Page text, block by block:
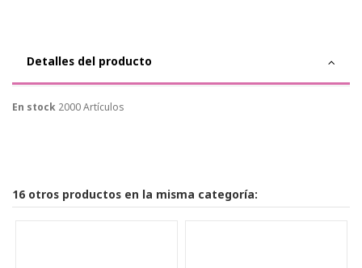
Detalles del producto
En stock 2000 Artículos
16 otros productos en la misma categoría: